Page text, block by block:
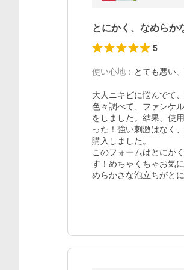
とにかく、なめらか
5
使い心地 ： とても悪い
大人ニキビに悩んでて
色々調べて、ファンケ
をしました。結果、使
った！強い刺激はなく
購入しました。
このフォームはとにか
す！めちゃくちゃお気
めらかさな泡立ちがと